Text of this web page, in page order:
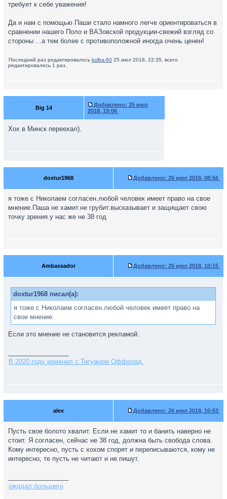
требует к себе уважения!
Да и нам с помощью Паши стало намного легче ориентироваться в
сравнении нашего Поло и ВАЗовской продукции-свежий взгляд со
стороны ...а тем более с противоположной иногда очень ценен!
Последний раз редактировалось kolba-60 25 июл 2018, 22:35, всего
редактировалось 1 раз.
Big 14 Добавлено: 25 июл
2018, 19:06
Хох в Минск переехал).
doxtur1968 Добавлено: 26 июл 2018, 08:56
я тоже с Николаем согласен.любой человек имеет право на свое
мнение.Паша не хамит.не грубит.высказывает и защищает свою
точку зрения.у нас же не 38 год
Ambassador Добавлено: 26 июл 2018, 10:15
doxtur1968 писал(а):
я тоже с Николаем согласен.любой человек имеет право на
свое мнение.
Если это мнение не становится рекламой.
В 2020 году изменил с Тигуаном Оффроад.
alex Добавлено: 26 июл 2018, 10:53
Пусть свое болото хвалит. Если не хамит то и банить наверно не
стоит. Я согласен, сейчас не 38 год, должна быть свобода слова.
Кому интересно, пусть с хохом спорят и переписываются, кому не
интересно, те пусть не читают и не пишут.
ожидал большего